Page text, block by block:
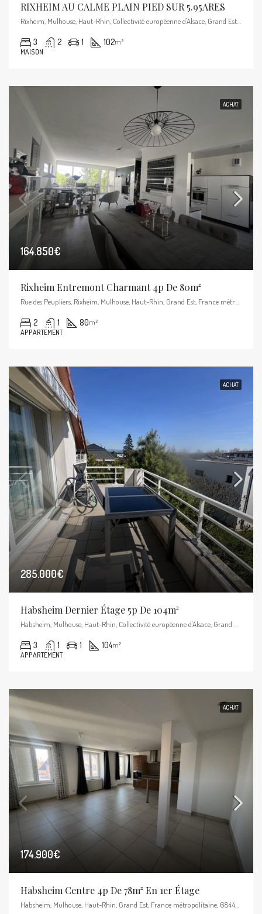
RIXHEIM AU CALME PLAIN PIED SUR 5.95ARES
3 2 1 102m²
MAISON
ACHAT
164.850€
Rixheim Entremont Charmant 4p De 80m²
2 1 80m²
APPARTEMENT
ACHAT
285.000€
Habsheim Dernier Étage 5p De 104m²
3 1 1 104m²
APPARTEMENT
ACHAT
174.900€
Habsheim Centre 4p De 78m² En 1er Étage